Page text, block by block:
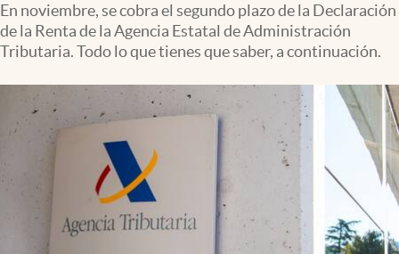
En noviembre, se cobra el segundo plazo de la Declaración
de la Renta de la Agencia Estatal de Administración
Tributaria. Todo lo que tienes que saber, a continuación.